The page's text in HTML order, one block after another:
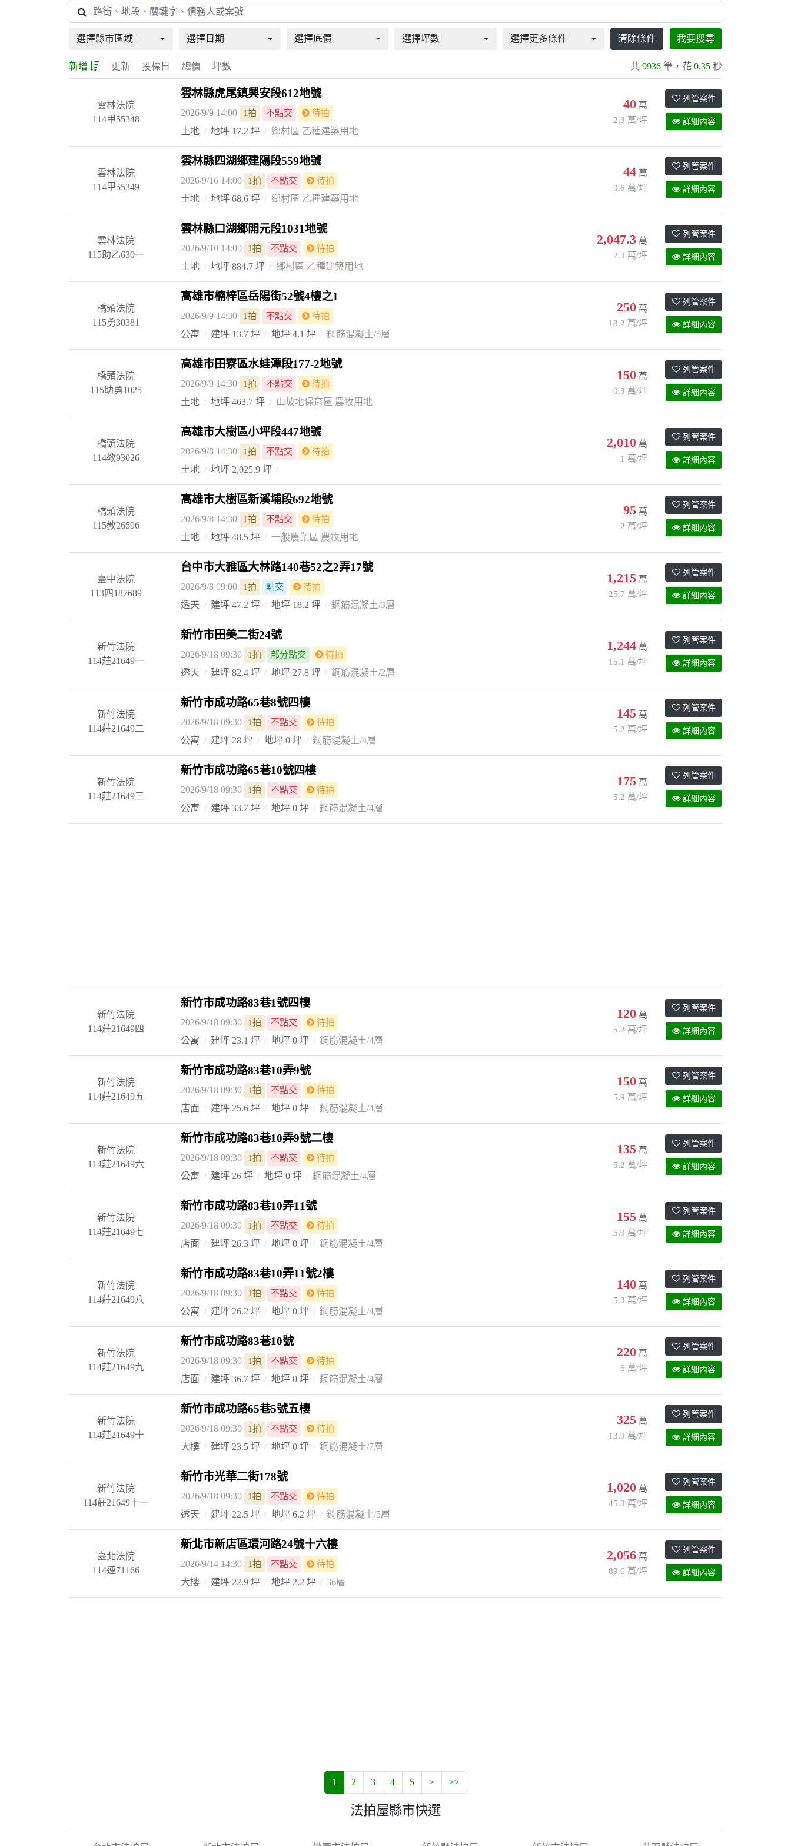
選擇縣市區域 選擇日期 選擇底價 選擇坪數 選擇更多條件 清除條件 我要搜尋
新增 更新 投標日 總價 坪數 共 9936 筆，花 0.35 秒
雲林法院
114甲55348
雲林縣虎尾鎮興安段612地號
2026/9/9 14:00 1拍 不點交 待拍
土地 地坪 17.2 坪 鄉村區 乙種建築用地
40 萬
2.3 萬/坪
列管案件
詳細內容
雲林法院
114甲55349
雲林縣四湖鄉建陽段559地號
2026/9/16 14:00 1拍 不點交 待拍
土地 地坪 68.6 坪 鄉村區 乙種建築用地
44 萬
0.6 萬/坪
列管案件
詳細內容
雲林法院
115助乙630一
雲林縣口湖鄉開元段1031地號
2026/9/10 14:00 1拍 不點交 待拍
土地 地坪 884.7 坪 鄉村區 乙種建築用地
2,047.3 萬
2.3 萬/坪
列管案件
詳細內容
橋頭法院
115勇30381
高雄市楠梓區岳陽街52號4樓之1
2026/9/9 14:30 1拍 不點交 待拍
公寓 建坪 13.7 坪 地坪 4.1 坪 鋼筋混凝土/5層
250 萬
18.2 萬/坪
列管案件
詳細內容
橋頭法院
115助勇1025
高雄市田寮區水蛙潭段177-2地號
2026/9/9 14:30 1拍 不點交 待拍
土地 地坪 463.7 坪 山坡地保育區 農牧用地
150 萬
0.3 萬/坪
列管案件
詳細內容
橋頭法院
114教93026
高雄市大樹區小坪段447地號
2026/9/8 14:30 1拍 不點交 待拍
土地 地坪 2,025.9 坪
2,010 萬
1 萬/坪
列管案件
詳細內容
橋頭法院
115教26596
高雄市大樹區新溪埔段692地號
2026/9/8 14:30 1拍 不點交 待拍
土地 地坪 48.5 坪 一般農業區 農牧用地
95 萬
2 萬/坪
列管案件
詳細內容
臺中法院
113四187689
台中市大雅區大林路140巷52之2弄17號
2026/9/8 09:00 1拍 點交 待拍
透天 建坪 47.2 坪 地坪 18.2 坪 鋼筋混凝土/3層
1,215 萬
25.7 萬/坪
列管案件
詳細內容
新竹法院
114莊21649一
新竹市田美二街24號
2026/9/18 09:30 1拍 部分點交 待拍
透天 建坪 82.4 坪 地坪 27.8 坪 鋼筋混凝土/2層
1,244 萬
15.1 萬/坪
列管案件
詳細內容
新竹法院
114莊21649二
新竹市成功路65巷8號四樓
2026/9/18 09:30 1拍 不點交 待拍
公寓 建坪 28 坪 地坪 0 坪 鋼筋混凝土/4層
145 萬
5.2 萬/坪
列管案件
詳細內容
新竹法院
114莊21649三
新竹市成功路65巷10號四樓
2026/9/18 09:30 1拍 不點交 待拍
公寓 建坪 33.7 坪 地坪 0 坪 鋼筋混凝土/4層
175 萬
5.2 萬/坪
列管案件
詳細內容
新竹法院
114莊21649四
新竹市成功路83巷1號四樓
2026/9/18 09:30 1拍 不點交 待拍
公寓 建坪 23.1 坪 地坪 0 坪 鋼筋混凝土/4層
120 萬
5.2 萬/坪
列管案件
詳細內容
新竹法院
114莊21649五
新竹市成功路83巷10弄9號
2026/9/18 09:30 1拍 不點交 待拍
店面 建坪 25.6 坪 地坪 0 坪 鋼筋混凝土/4層
150 萬
5.9 萬/坪
列管案件
詳細內容
新竹法院
114莊21649六
新竹市成功路83巷10弄9號二樓
2026/9/18 09:30 1拍 不點交 待拍
公寓 建坪 26 坪 地坪 0 坪 鋼筋混凝土/4層
135 萬
5.2 萬/坪
列管案件
詳細內容
新竹法院
114莊21649七
新竹市成功路83巷10弄11號
2026/9/18 09:30 1拍 不點交 待拍
店面 建坪 26.3 坪 地坪 0 坪 鋼筋混凝土/4層
155 萬
5.9 萬/坪
列管案件
詳細內容
新竹法院
114莊21649八
新竹市成功路83巷10弄11號2樓
2026/9/18 09:30 1拍 不點交 待拍
公寓 建坪 26.2 坪 地坪 0 坪 鋼筋混凝土/4層
140 萬
5.3 萬/坪
列管案件
詳細內容
新竹法院
114莊21649九
新竹市成功路83巷10號
2026/9/18 09:30 1拍 不點交 待拍
店面 建坪 36.7 坪 地坪 0 坪 鋼筋混凝土/4層
220 萬
6 萬/坪
列管案件
詳細內容
新竹法院
114莊21649十
新竹市成功路65巷5號五樓
2026/9/18 09:30 1拍 不點交 待拍
大樓 建坪 23.5 坪 地坪 0 坪 鋼筋混凝土/7層
325 萬
13.9 萬/坪
列管案件
詳細內容
新竹法院
114莊21649十一
新竹市光華二街178號
2026/9/18 09:30 1拍 不點交 待拍
透天 建坪 22.5 坪 地坪 6.2 坪 鋼筋混凝土/5層
1,020 萬
45.3 萬/坪
列管案件
詳細內容
臺北法院
114速71166
新北市新店區環河路24號十六樓
2026/9/14 14:30 1拍 不點交 待拍
大樓 建坪 22.9 坪 地坪 2.2 坪 36層
2,056 萬
89.6 萬/坪
列管案件
詳細內容
1 2 3 4 5 > >>
法拍屋縣市快選